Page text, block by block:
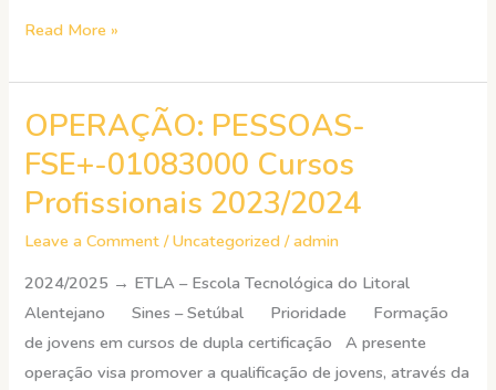
Read More »
OPERAÇÃO: PESSOAS-
FSE+-01083000 Cursos
Profissionais 2023/2024
Leave a Comment /Uncategorized /admin
2024/2025 → ETLA – Escola Tecnológica do Litoral
Alentejano Sines – Setúbal Prioridade Formação
de jovens em cursos de dupla certificação A presente
operação visa promover a qualificação de jovens, através da
OPERAÇÃO:
PESSOAS-
FSE+-01083000
Cursos
Profissionais